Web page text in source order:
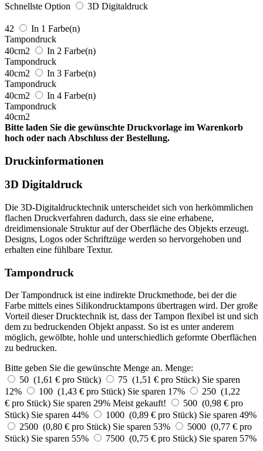
Schnellste Option
3D Digitaldruck
42
In 1 Farbe(n)
Tampondruck
40cm2
In 2 Farbe(n)
Tampondruck
40cm2
In 3 Farbe(n)
Tampondruck
40cm2
In 4 Farbe(n)
Tampondruck
40cm2
Bitte laden Sie die gewünschte Druckvorlage im Warenkorb
hoch oder nach Abschluss der Bestellung.
Druckinformationen
3D Digitaldruck
Die 3D-Digitaldrucktechnik unterscheidet sich von herkömmlichen
flachen Druckverfahren dadurch, dass sie eine erhabene,
dreidimensionale Struktur auf der Oberfläche des Objekts erzeugt.
Designs, Logos oder Schriftzüge werden so hervorgehoben und
erhalten eine fühlbare Textur.
Tampondruck
Der Tampondruck ist eine indirekte Druckmethode, bei der die
Farbe mittels eines Silikondrucktampons übertragen wird. Der große
Vorteil dieser Drucktechnik ist, dass der Tampon flexibel ist und sich
dem zu bedruckenden Objekt anpasst. So ist es unter anderem
möglich, gewölbte, hohle und unterschiedlich geformte Oberflächen
zu bedrucken.
Bitte geben Sie die gewünschte Menge an. Menge:
50 (1,61 € pro Stück)
75 (1,51 € pro Stück) Sie sparen
12%
100 (1,43 € pro Stück) Sie sparen 17%
250 (1,22
€ pro Stück) Sie sparen 29% Meist gekauft!
500 (0,98 € pro
Stück) Sie sparen 44% 1000 (0,89 € pro Stück) Sie sparen 49%
2500 (0,80 € pro Stück) Sie sparen 53%
5000 (0,77 € pro
Stück) Sie sparen 55% 7500 (0,75 € pro Stück) Sie sparen 57%